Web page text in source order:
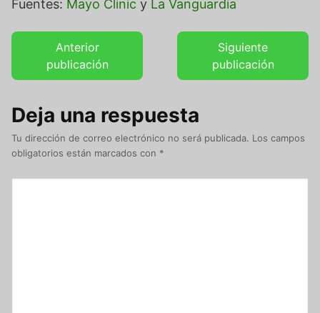
Fuentes: Mayo Clinic y La Vanguardia
Anterior
publicación
Siguiente
publicación
Deja una respuesta
Tu dirección de correo electrónico no será publicada. Los campos
obligatorios están marcados con *